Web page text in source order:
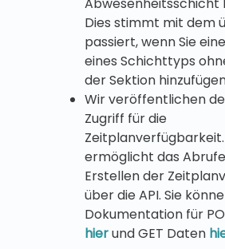
Dies stimmt mit dem
passiert, wenn Sie
eines Schichttyps
der Sektion
Wir veröffentlichen
Zugriff für die
Zeitplanverfügbarkeit.
ermöglicht das
Erstellen der
über die API. Sie
Dokumentation für
hierund GET Daten